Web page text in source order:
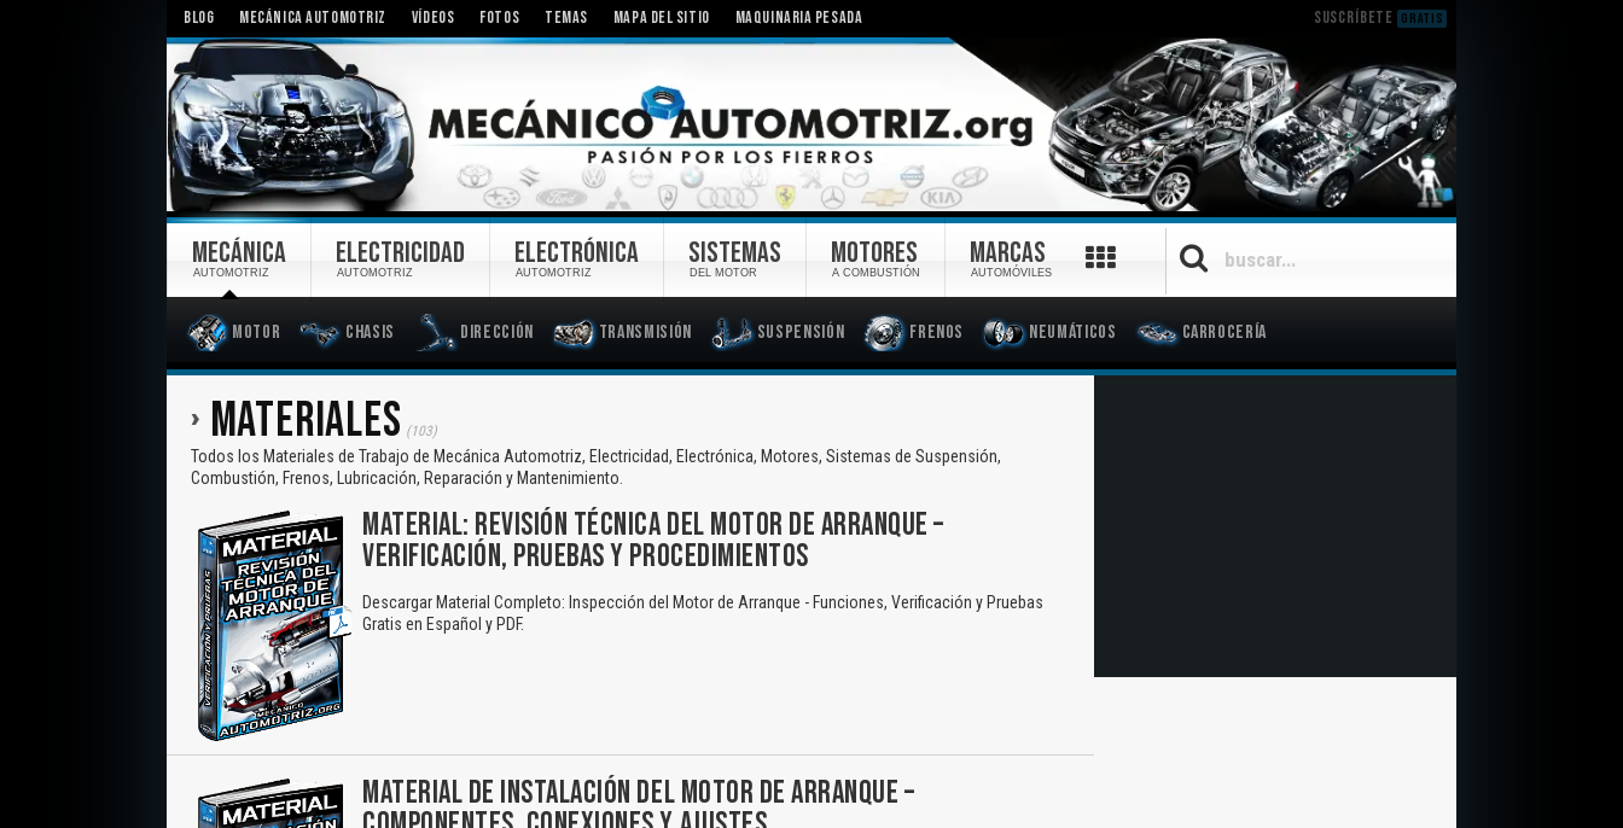
BLOG MECÁNICA AUTOMOTRIZ VÍDEOS FOTOS TEMAS MAPA DEL SITIO MAQUINARIA PESADA SUSCRÍBETE GRATIS
MECÁNICA
AUTOMOTRIZ
Motor Chasis Dirección Transmisión Suspensión Frenos Neumáticos Carrocería
ELECTRICIDAD
AUTOMOTRIZ
ELECTRÓNICA
AUTOMOTRIZ
SISTEMAS
DEL MOTOR
MOTORES
A COMBUSTIÓN
MARCAS
AUTOMÓVILES
MATERIALES (103)
Todos los Materiales de Trabajo de Mecánica Automotriz, Electricidad, Electrónica, Motores, Sistemas de Suspensión,
Combustión, Frenos, Lubricación, Reparación y Mantenimiento.
MATERIAL: REVISIÓN TÉCNICA DEL MOTOR DE ARRANQUE –
VERIFICACIÓN, PRUEBAS Y PROCEDIMIENTOS
Descargar Material Completo: Inspección del Motor de Arranque - Funciones, Verificación y Pruebas
Gratis en Español y PDF.
MATERIAL DE INSTALACIÓN DEL MOTOR DE ARRANQUE –